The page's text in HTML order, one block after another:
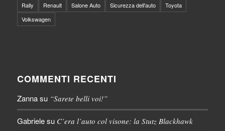
Rally
Renault Salone Auto Sicurezza dell'auto
Toyota
Volkswagen
COMMENTI RECENTI
Zannasu “Sarete belli voi!”
Gabrielesu C’era l’auto col visone: la Stutz Blackhawk